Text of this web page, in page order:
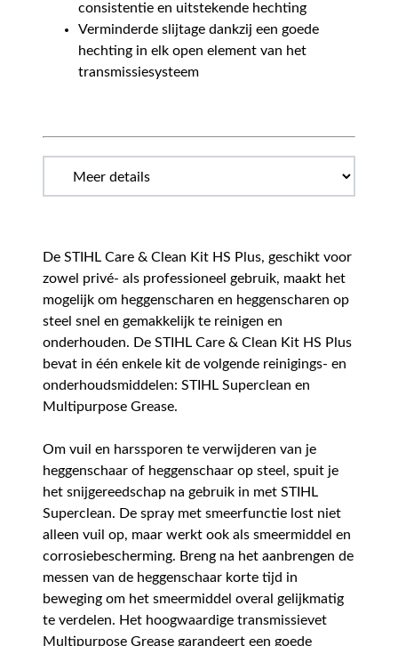
consistentie en uitstekende hechting
Verminderde slijtage dankzij een goede
hechting in elk open element van het
transmissiesysteem
De STIHL Care & Clean Kit HS Plus, geschikt voor
zowel privé- als professioneel gebruik, maakt het
mogelijk om heggenscharen en heggenscharen op
steel snel en gemakkelijk te reinigen en
onderhouden. De STIHL Care & Clean Kit HS Plus
bevat in één enkele kit de volgende reinigings- en
onderhoudsmiddelen: STIHL Superclean en
Multipurpose Grease.
Om vuil en harssporen te verwijderen van je
heggenschaar of heggenschaar op steel, spuit je
het snijgereedschap na gebruik in met STIHL
Superclean. De spray met smeerfunctie lost niet
alleen vuil op, maar werkt ook als smeermiddel en
corrosiebescherming. Breng na het aanbrengen de
messen van de heggenschaar korte tijd in
beweging om het smeermiddel overal gelijkmatig
te verdelen. Het hoogwaardige transmissievet
Multipurpose Grease garandeert een goede